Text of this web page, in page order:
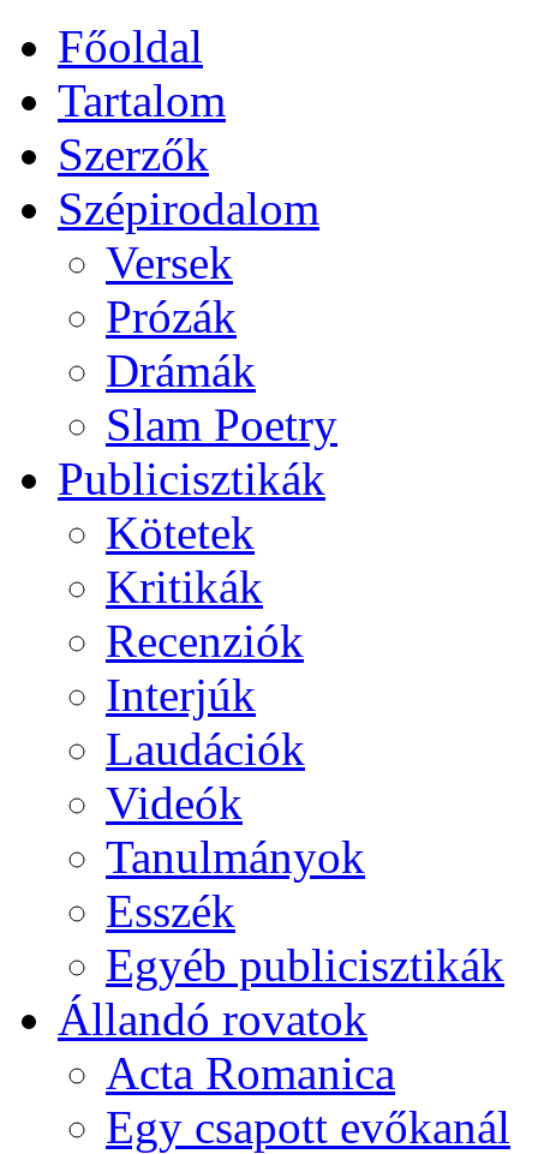
Főoldal
Tartalom
Szerzők
Szépirodalom
Versek
Prózák
Drámák
Slam Poetry
Publicisztikák
Kötetek
Kritikák
Recenziók
Interjúk
Laudációk
Videók
Tanulmányok
Esszék
Egyéb publicisztikák
Állandó rovatok
Acta Romanica
Egy csapott evőkanál